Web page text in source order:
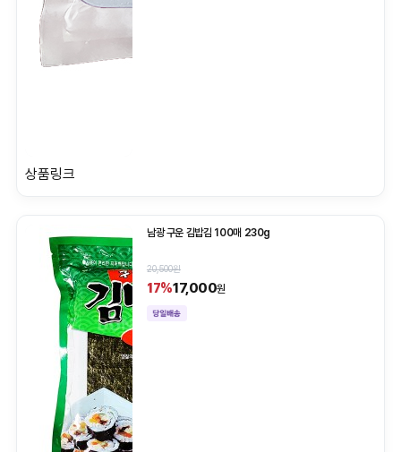
상품링크
남광 구운 김밥김 100매 230g
20,500원
17%17,000원